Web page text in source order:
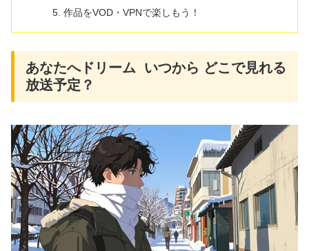
作品をVOD・VPNで楽しもう！
あなたへドリーム いつから どこで見れる
放送予定？